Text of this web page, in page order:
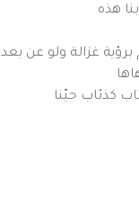
هذه
غزالة ولو عن بعد
كذئاب حيّنا